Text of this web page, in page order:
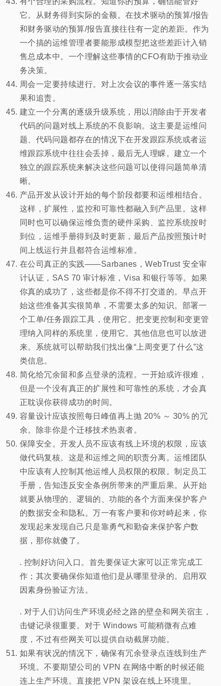
它。从财务得到实际的金额。在技术驱动的预算/报告
和财务驱动的预算/报告直接往往有一定的差距。作为
一个搞的运维管理者要能形成模型把这些差距计入销
售总成本中。一个理解这些事情的CFO有助于推动业
务决策。
周会一定要持续进行。对上次会议的事件逐一落实结
果和追责。
建立一个分离的逐级升级系统，用以消除由于开发者
代码的问题对线上系统的不良影响。这主要是运维问
题、代码问题都存在的情况下在开发跟踪系统或者运
维跟踪系统中往往会丢掉，最后无人理睬。建立一个
独立的跟踪系统来解决这些问题可以使得问题简单清
晰。
产品开发从设计开始的每个阶段都要和运维相结合。
这样，扩展性，监控和可靠性都融入到产品里。这样
同时也可以确保运维负责的硬件采购、监控系统按时
到位，运维手册得到及时更新，最后产品按照预计时
间上线运行并且都符合运维标准。
在公司真正的实践——Sarbanes，WebTrust 安全审
计认证，SAS 70 审计标准，Visa 和银行等等。如果
你真的成功了，这些都是你不得不打交道的。早点开
始这些准备其实很简单，不需要太多的知识。部署一
个工单/任务跟踪工具，使用它。把变更控制和变更管
理纳入同样的系统里，使用它。其他信息也可以放进
来。系统就可以帮助我们找出像“上周变更了什么”这
类信息。
简化给冗余留和多点登录的流程。一开始或许很难，
但是一个没有真正的扩展性和可靠性的系统，才会真
正耽误你获得成功的时间。
容量设计应该按照每日峰值再上抛 20% ～ 30% 的冗
余。除非你是个迁移技术热衷者。
保障安全。开发人员不应该有线上环境的权限，应该
做代码复核。这是和运维之间的职责分离。运维团队
中应该有人控制其他运维人员权限的权限。制定员工
手册，告知违反安全条例所带来的严重后果。从开始
就要从物理的、逻辑的、功能的各个方面来保护客户
的数据安全和隐私。万一有客户要和你对峙起来，你
发现起来发现自己只是靠勇气和勤奋来保护客户数
据，那你就傻了。
. 控制好访问入口。首先要保证大家可以正常完成工
作；其次要确保你知道他们是从哪里登录的。启用双
因素身份验证方法。
. 对于人们访问生产环境必经之路的壁垒和网关宿主，
击键记录很重要。对于 Windows 可能稍微有点难
度，不过有些网关可以提供自动截屏功能。
如果有状况的情况下，确保有冗余登录点连线到生产
环境。不要期望公司的 VPN 在网络中断的时候还能
连上生产环境。直接把 VPN 架设在线上环境里。